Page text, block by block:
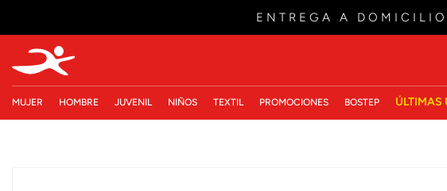
ENTREGA A DOMICILIO
MUJER HOMBRE JUVENIL NIÑOS TEXTIL PROMOCIONES BOSTEP ÚLTIMAS